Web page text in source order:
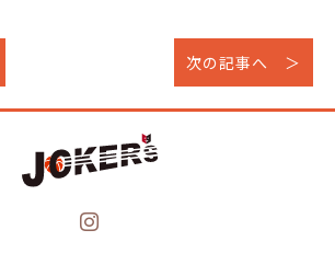
次の記事へ ＞